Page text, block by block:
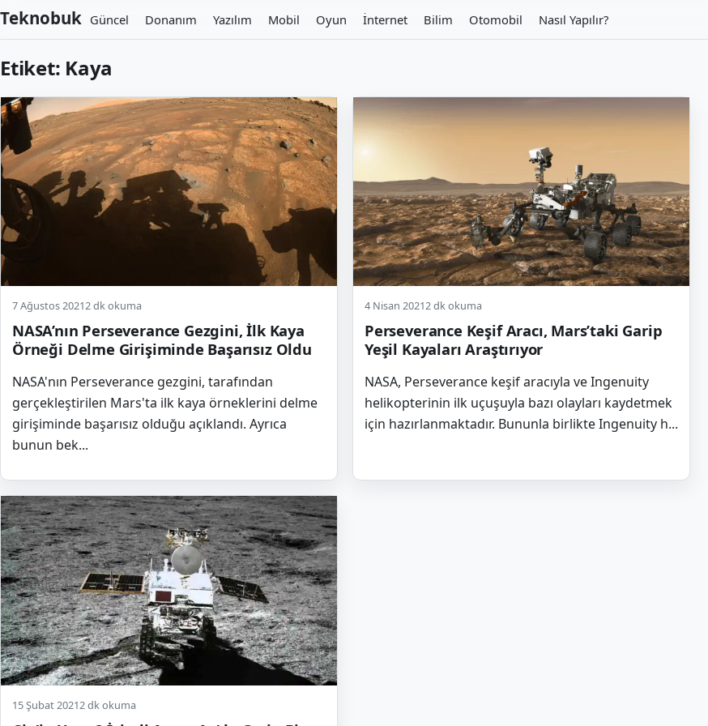
Teknobuk Güncel Donanım Yazılım Mobil Oyun İnternet Bilim Otomobil Nasıl Yapılır?
Etiket: Kaya
7 Ağustos 20212 dk okuma
NASA’nın Perseverance Gezgini, İlk Kaya
Örneği Delme Girişiminde Başarısız Oldu
NASA'nın Perseverance gezgini, tarafından
gerçekleştirilen Mars'ta ilk kaya örneklerini delme
girişiminde başarısız olduğu açıklandı. Ayrıca
bunun bek...
4 Nisan 20212 dk okuma
Perseverance Keşif Aracı, Mars’taki Garip
Yeşil Kayaları Araştırıyor
NASA, Perseverance keşif aracıyla ve Ingenuity
helikopterinin ilk uçuşuyla bazı olayları kaydetmek
için hazırlanmaktadır. Bununla birlikte Ingenuity h...
15 Şubat 20212 dk okuma